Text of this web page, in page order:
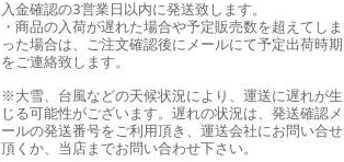
入金確認の3営業日以内に発送致します。
・商品の入荷が遅れた場合や予定販売数を超えてしま
った場合は、 ご注文確認後にメールにて予定出荷時期
をご連絡致します。
※大雪、台風などの天候状況により、運送に遅れが生
じる可能性がございます。遅れの状況は、発送確認メ
ールの発送番号をご利用頂き、運送会社にお問い合せ
頂くか、当店までお問い合わせ下さい。